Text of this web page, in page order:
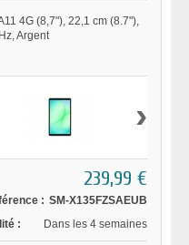
4G (8,7"), 22,1 cm (8.7"),
Argent
›
239,99 €
: SM-X135FZSAEUB
:
Dans les 4 semaines